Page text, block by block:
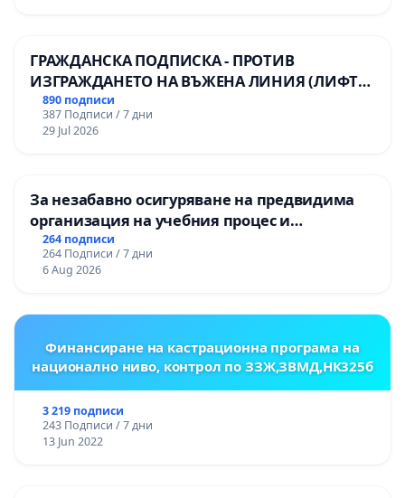
ГРАЖДАНСКА ПОДПИСКА - ПРОТИВ
ИЗГРАЖДАНЕТО НА ВЪЖЕНА ЛИНИЯ (ЛИФТ)
НА ТЕРИТОРИЯТА НА ПРИРОДНА
ЗАБЕЛЕЖИТЕЛНОСТ „ХЪЛМ НА
ОСВОБОДИТЕЛИТЕ“ (БУНАРДЖИК)
890 подписи
387 Подписи / 7 дни
29 Jul 2026
За незабавно осигуряване на предвидима
организация на учебния процес и
гарантиране на правото на равнопоставено
и качествено образование на учениците от
ОУ „Княз Александър I“ и Хуманитарна
264 подписи
264 Подписи / 7 дни
6 Aug 2026
Финансиране на кастрационна програма на
национално ниво, контрол по ЗЗЖ,ЗВМД,НК325б
3 219 подписи
243 Подписи / 7 дни
13 Jun 2022